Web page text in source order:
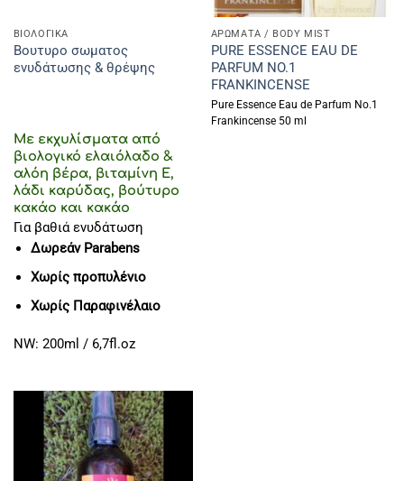
ΒΙΟΛΟΓΙΚΑ
Βουτυρο σωματος
ενυδάτωσης & θρέψης
Με εκχυλίσματα από
βιολογικό ελαιόλαδο &
αλόη βέρα, βιταμίνη Ε,
λάδι καρύδας, βούτυρο
κακάο και κακάο
Για βαθιά ενυδάτωση
Δωρεάν Parabens
Χωρίς προπυλένιο
Χωρίς Παραφινέλαιο
NW: 200ml / 6,7fl.oz
ΑΡΩΜΑΤΑ / BODY MIST
PURE ESSENCE EAU DE
PARFUM NO.1
FRANKINCENSE
Pure Essence Eau de Parfum No.1
Frankincense 50 ml